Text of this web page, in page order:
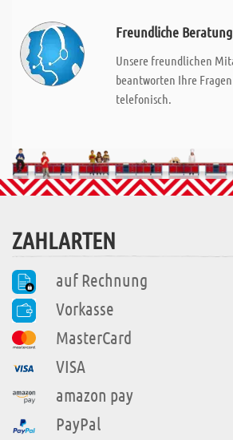
Freundliche Beratung
Unsere freundlichen
beantworten Ihre
telefonisch.
ZAHLARTEN
auf Rechnung
Vorkasse
MasterCard
VISA
amazon pay
PayPal